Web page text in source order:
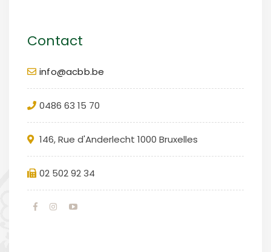
Contact
info@acbb.be
0486 63 15 70
146, Rue d'Anderlecht 1000 Bruxelles
02 502 92 34